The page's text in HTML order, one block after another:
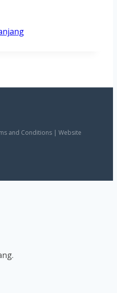
and Conditions | Website